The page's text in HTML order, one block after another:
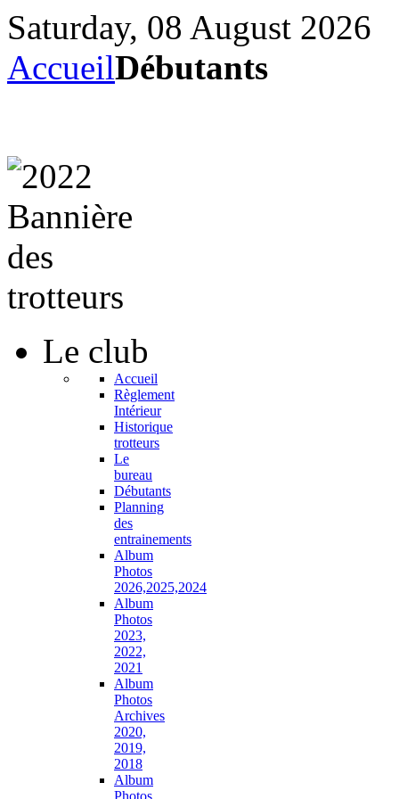
Saturday, 08 August 2026
AccueilDébutants
Le club
Accueil
Règlement
Intérieur
Historique
trotteurs
Le
bureau
Débutants
Planning
des
entrainements
Album
Photos
2026,2025,2024
Album
Photos
2023,
2022,
2021
Album
Photos
Archives
2020,
2019,
2018
Album
Photos